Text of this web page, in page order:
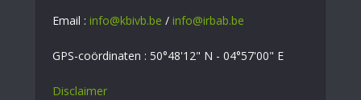
Email : info@kbivb.be / info@irbab.be
GPS-coördinaten : 50°48'12" N - 04°57'00" E
Disclaimer